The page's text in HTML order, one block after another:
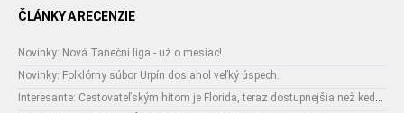
ČLÁNKY A RECENZIE
Novinky: Nová Taneční liga - už o mesiac!
Novinky: Folklórny súbor Urpín dosiahol veľký úspech.
Interesante: Cestovateľským hitom je Florida, teraz dostupnejšia než kedykoľvek predtým